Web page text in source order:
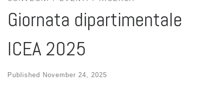
Giornata dipartimentale
ICEA 2025
Published November 24, 2025